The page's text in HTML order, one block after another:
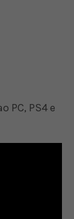
PC, PS4 e